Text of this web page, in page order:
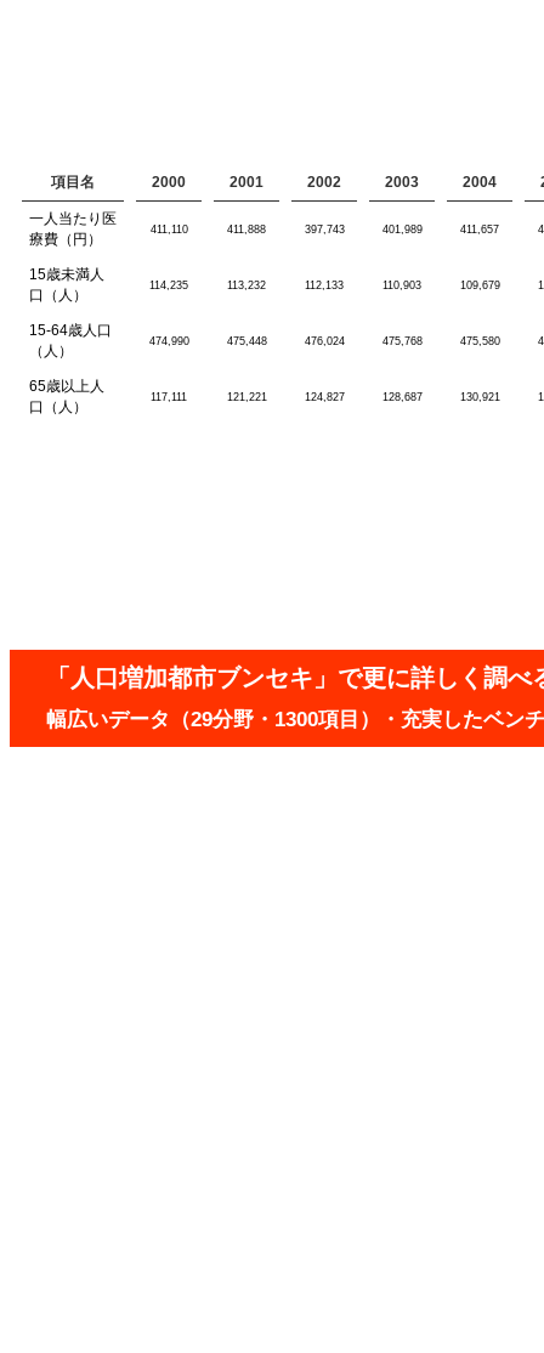
項目名 2000 2001 2002 2003 2004
一人当たり医
療費（円）
411,110 411,888 397,743 401,989 411,657
15歳未満人
口（人）
114,235 113,232 112,133 110,903 109,679
15-64歳人口
（人）
474,990 475,448 476,024 475,768 475,580
65歳以上人
口（人）
117,111 121,221 124,827 128,687 130,921
「人口増加都市ブンセキ」で更に詳しく調べ
幅広いデータ（29分野・1300項目）・充実したベン